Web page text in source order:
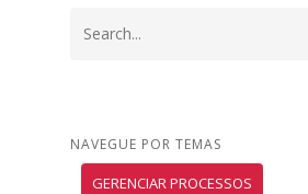
NAVEGUE POR TEMAS
GERENCIAR PROCESSOS